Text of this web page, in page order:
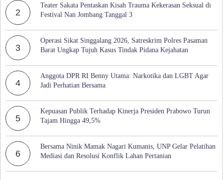
2
Teater Sakata Pentaskan Kisah Trauma Kekerasan Seksual di
Festival Nan Jombang Tanggal 3
3
Operasi Sikat Singgalang 2026, Satreskrim Polres Pasaman
Barat Ungkap Tujuh Kasus Tindak Pidana Kejahatan
4
Anggota DPR RI Benny Utama: Narkotika dan LGBT Agar
Jadi Perhatian Bersama
5
Kepuasan Publik Terhadap Kinerja Presiden Prabowo Turun
Tajam Hingga 49,5%
6
Bersama Ninik Mamak Nagari Kumanis, UNP Gelar Pelatihan
Mediasi dan Resolusi Konflik Lahan Pertanian